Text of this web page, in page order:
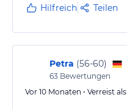
Hilfreich Teilen
Petra (56-60)
63 Bewertungen
Vor 10 Monaten • Verreist